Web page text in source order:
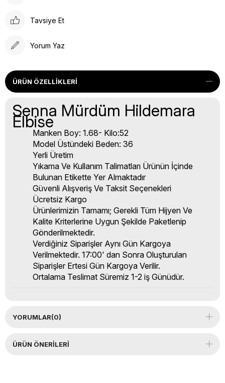
Tavsiye Et
Yorum Yaz
ÜRÜN ÖZELLIKLERI
Senna Mürdüm Hildemara
Elbise
Manken Boy: 1.68- Kilo:52
Model Üstündeki Beden: 36
Yerli Üretim
Yıkama Ve Kullanım Talimatları Ürünün İçinde
Bulunan Etikette Yer Almaktadır
Güvenli Alışveriş Ve Taksit Seçenekleri
Ücretsiz Kargo
Ürünlerimizin Tamamı; Gerekli Tüm Hijyen Ve
Kalite Kriterlerine Uygun Şekilde Paketlenip
Gönderilmektedir.
Verdiğiniz Siparişler Aynı Gün Kargoya
Verilmektedir. 17:00' dan Sonra Oluşturulan
Siparişler Ertesi Gün Kargoya Verilir.
Ortalama Teslimat Süremiz 1-2 iş Günüdür.
YORUMLAR(0)
ÜRÜN ÖNERILERI